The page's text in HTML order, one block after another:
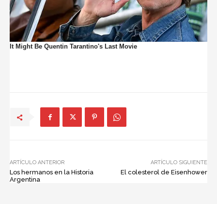
ARTÍCULO ANTERIOR
Los hermanos en la Historia
Argentina
ARTÍCULO SIGUIENTE
El colesterol de Eisenhower